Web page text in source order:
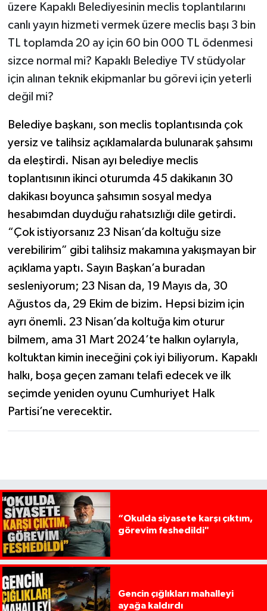
üzere Kapaklı Belediyesinin meclis toplantılarını
canlı yayın hizmeti vermek üzere meclis başı 3 bin
TL toplamda 20 ay için 60 bin 000 TL ödenmesi
sizce normal mi? Kapaklı Belediye TV stüdyolar
için alınan teknik ekipmanlar bu görevi için yeterli
değil mi?
Belediye başkanı, son meclis toplantısında çok
yersiz ve talihsiz açıklamalarda bulunarak şahsımı
da eleştirdi. Nisan ayı belediye meclis
toplantısının ikinci oturumda 45 dakikanın 30
dakikası boyunca şahsımın sosyal medya
hesabımdan duyduğu rahatsızlığı dile getirdi.
“Çok istiyorsanız 23 Nisan’da koltuğu size
verebilirim” gibi talihsiz makamına yakışmayan bir
açıklama yaptı. Sayın Başkan’a buradan
sesleniyorum; 23 Nisan da, 19 Mayıs da, 30
Ağustos da, 29 Ekim de bizim. Hepsi bizim için
ayrı önemli. 23 Nisan’da koltuğa kim oturur
bilmem, ama 31 Mart 2024’te halkın oylarıyla,
koltuktan kimin ineceğini çok iyi biliyorum. Kapaklı
halkı, boşa geçen zamanı telafi edecek ve ilk
seçimde yeniden oyunu Cumhuriyet Halk
Partisi’ne verecektir.
“Okulda siyasete karşı çıktım,
görevim feshedildi"
Gencin çığlıkları mahalleyi
ayağa kaldırdı